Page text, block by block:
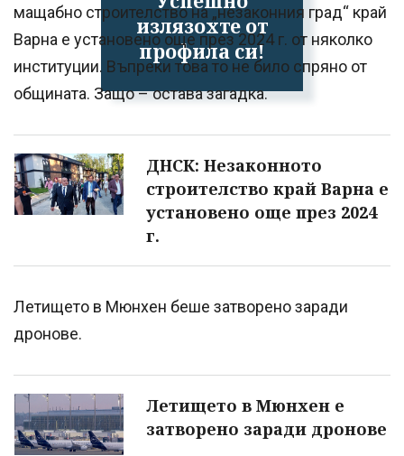
излязохте от
профила си!
мащабно строителство на „незаконния град“ край
Варна е установено още през 2024 г. от няколко
институции. Въпреки това то не било спряно от
общината. Защо – остава загадка.
ДНСК: Незаконното
строителство край Варна е
установено още през 2024
г.
Летището в Мюнхен беше затворено заради
дронове.
Летището в Мюнхен е
затворено заради дронове